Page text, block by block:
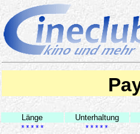
Länge Unterhaltung
*****
*****